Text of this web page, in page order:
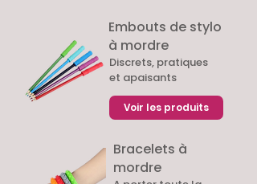
Embouts de stylo
à mordre
Voir les produits
Discrets, pratiques
et apaisants
Bracelets à
mordre